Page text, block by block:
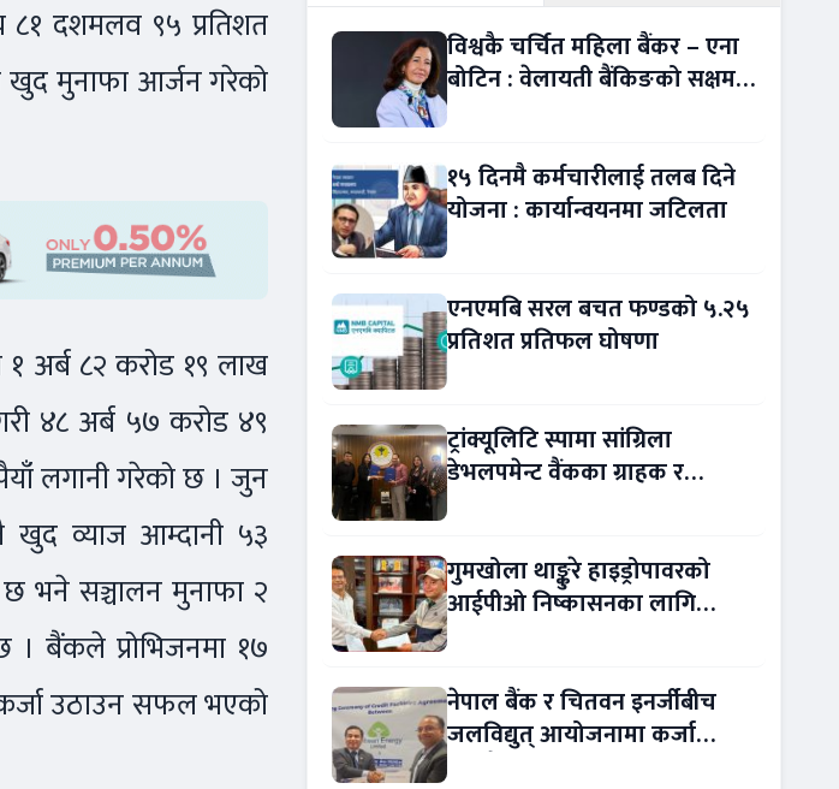
दशमलव ९५ प्रतिशत
खुद मुनाफा आर्जन गरेको
अर्ब ८२ करोड १९ लाख
४८ अर्ब ५७ करोड ४९
लगानी गरेको छ । जुन
खुद व्याज आम्दानी ५३
भने सञ्चालन मुनाफा २
बैंकले प्रोभिजनमा १७
उठाउन सफल भएको
विश्वकै चर्चित महिला बैंकर – एना
बोटिन : वेलायती बैंकिङको सक्षम
१५ दिनमै कर्मचारीलाई तलब दिने
योजना : कार्यान्वयनमा जटिलता
एनएमबि सरल बचत फण्डको ५.२५
प्रतिशत प्रतिफल घोषणा
ट्रांक्यूलिटि स्पामा सांग्रिला
डेभलपमेन्ट वैंकका ग्राहक र
गुमखोला थाङ्कुरे हाइड्रोपावरको
आईपीओ निष्कासनका लागि
नेपाल बैंक र चितवन इनर्जीबीच
जलविद्युत् आयोजनामा कर्जा